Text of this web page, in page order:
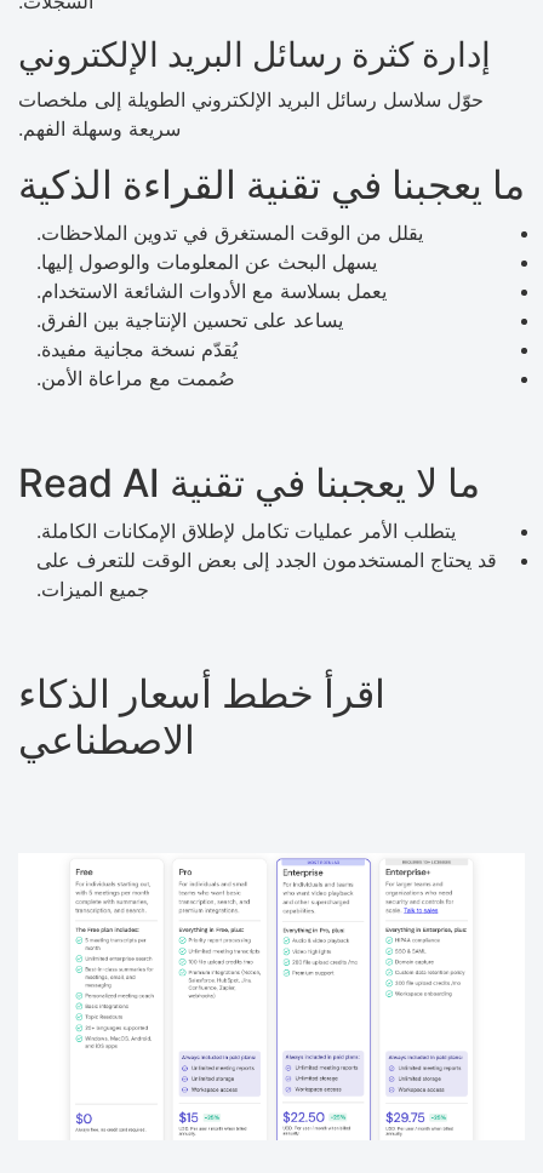
إدارة كثرة رسائل البريد الإلكتروني
حوّل سلاسل رسائل البريد الإلكتروني الطويلة إلى ملخصات
سريعة وسهلة الفهم.
ما يعجبنا في تقنية القراءة الذكية
يقلل من الوقت المستغرق في تدوين الملاحظات.
يسهل البحث عن المعلومات والوصول إليها.
يعمل بسلاسة مع الأدوات الشائعة الاستخدام.
يساعد على تحسين الإنتاجية بين الفرق.
يُقدّم نسخة مجانية مفيدة.
صُممت مع مراعاة الأمن.
ما لا يعجبنا في تقنية Read AI
يتطلب الأمر عمليات تكامل لإطلاق الإمكانات الكاملة.
قد يحتاج المستخدمون الجدد إلى بعض الوقت للتعرف على
جميع الميزات.
اقرأ خطط أسعار الذكاء
الاصطناعي